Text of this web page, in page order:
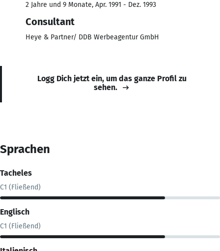
2 Jahre und 9 Monate, Apr. 1991 - Dez. 1993
Consultant
Heye & Partner/ DDB Werbeagentur GmbH
Logg Dich jetzt ein, um das ganze Profil zu
sehen.
Sprachen
Tacheles
C1 (Fließend)
Englisch
C1 (Fließend)